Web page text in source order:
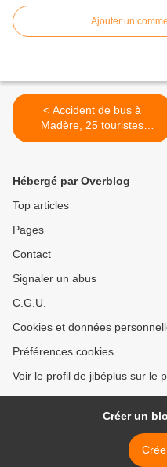
Ajouter un
< Accident de bus à
Madère, 25 touristes
allemands auraient trouvés
Hébergé par Overblog
Top articles
Pages
Contact
Signaler un abus
C.G.U.
Cookies et données
Préférences cookies
Voir le profil de jibéplus sur le
Créer un